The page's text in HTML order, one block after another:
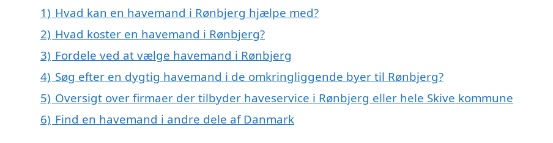
1) Hvad kan en havemand i Rønbjerg hjælpe med?
2) Hvad koster en havemand i Rønbjerg?
3) Fordele ved at vælge havemand i Rønbjerg
4) Søg efter en dygtig havemand i de omkringliggende byer til Rønbjerg?
5) Oversigt over firmaer der tilbyder haveservice i Rønbjerg eller hele Skive kommune
6) Find en havemand i andre dele af Danmark